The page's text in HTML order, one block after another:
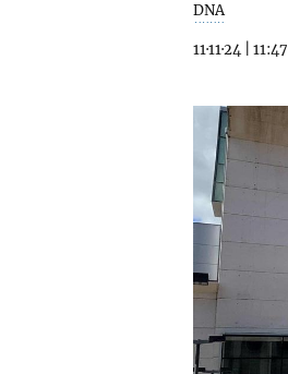
DNA
11·11·24 11:47